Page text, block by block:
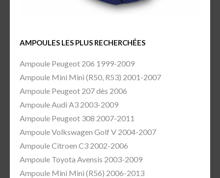
AMPOULES LES PLUS RECHERCHÉES
Ampoule Peugeot 206 1999-2009
Ampoule Mini Mini (R50, R53) 2001-2007
Ampoule Peugeot 207 dès 2006
Ampoule Audi A3 2003-2009
Ampoule Peugeot 308 2007-2011
Ampoule Volkswagen Golf V 2004-2007
Ampoule Citroen C3 2002-2006
Ampoule Toyota Avensis 2003-2009
Ampoule Mini Mini (R56) 2006-2013